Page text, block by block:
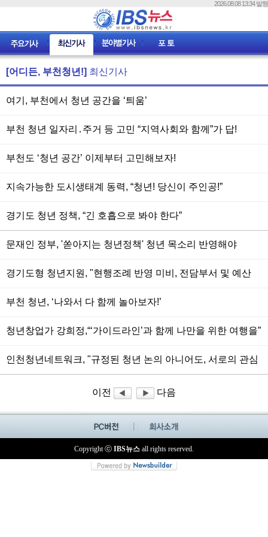
2026.08.08 13:34 발행
[어디든, 부천청년!] 최신기사
여기, 부천에서 청년 공간을 ‘틔움’
부천 청년 일자리․주거 등 고민 “지역사회와 함께”가 답!
부천도 ‘청년 공간’ 이제부터 고민해보자!
지속가능한 도시생태계 동력, “청년! 당신이 주인공!”
경기도 청년 정책, “긴 호흡으로 봐야 한다”
문재인 정부, '쏟아지는 청년정책' 청년 목소리 반영해야
경기도형 청년지원, "현행조례 반영 미비, 전담부서 및 예산
부천 청년, ‘나와서 다 함께 놀아보자!’
청년창업가 강희정,“‘가이드라인’과 함께 나만을 위한 여행을”
인천청년네트워크, "규정된 청년 논의 아니어도, 서로의 관심
이전
다음
Copyright ⓒ IBS뉴스 all rights reserved.